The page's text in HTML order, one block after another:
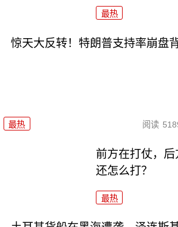
最热
惊天大反转！特朗普支持率崩盘
最热 阅读
前方在打仗，后
还怎么打？
最热